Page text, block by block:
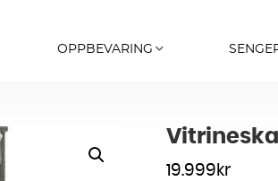
OPPBEVARING
19.999 kr